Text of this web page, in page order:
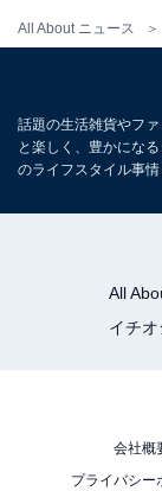
All About ニュース
回転すしチェ
など「本気」
話題の生活雑貨やフ
と楽しく、豊かにな
のライフスタイル事情
All
イチオ
会社概
プライバシー